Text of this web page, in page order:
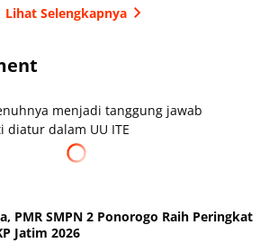
Lihat Selengkapnya
menjadi tanggung jawab
diatur dalam UU ITE
PMR SMPN 2 Ponorogo Raih Peringkat
Jatim 2026